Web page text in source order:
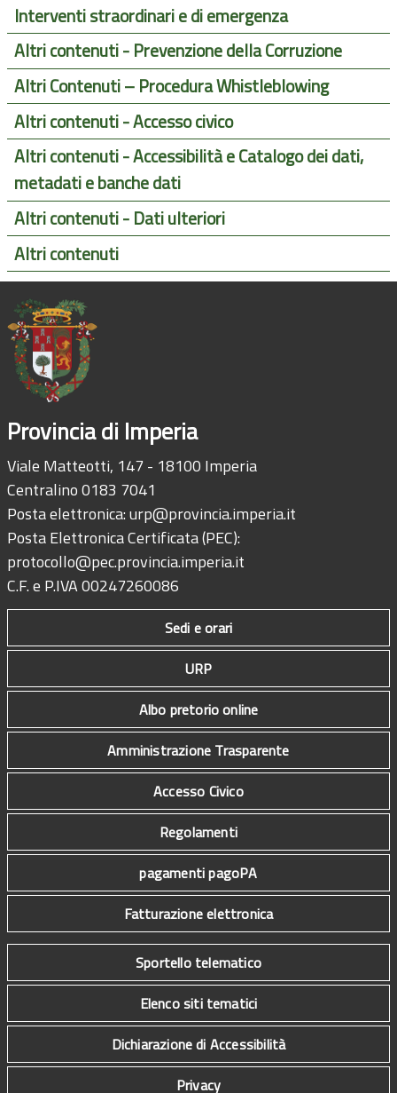
Interventi straordinari e di emergenza
Altri contenuti - Prevenzione della Corruzione
Altri Contenuti – Procedura Whistleblowing
Altri contenuti - Accesso civico
Altri contenuti - Accessibilità e Catalogo dei dati,
metadati e banche dati
Altri contenuti - Dati ulteriori
Altri contenuti
Provincia di Imperia
Viale Matteotti, 147 - 18100 Imperia
Centralino 0183 7041
Posta elettronica:urp@provincia.imperia.it
Posta Elettronica Certificata (PEC):
protocollo@pec.provincia.imperia.it
C.F. e P.IVA 00247260086
Sedi e orari
URP
Albo pretorio online
Amministrazione Trasparente
Accesso Civico
Regolamenti
pagamenti pagoPA
Fatturazione elettronica
Sportello telematico
Elenco siti tematici
Dichiarazione di Accessibilità
Privacy